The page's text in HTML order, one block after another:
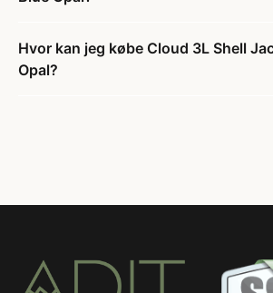
Hvor kan jeg købe Cloud 3L Shell
Opal?